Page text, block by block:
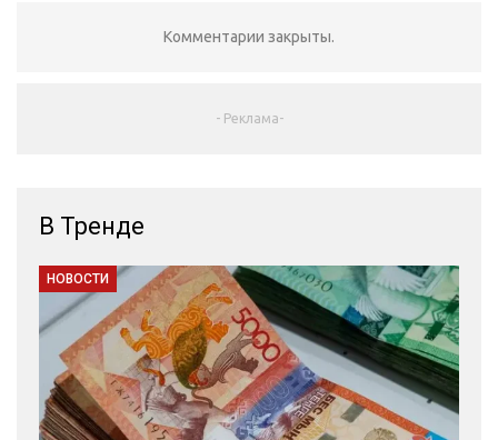
Комментарии закрыты.
- Реклама-
В Тренде
НОВОСТИ